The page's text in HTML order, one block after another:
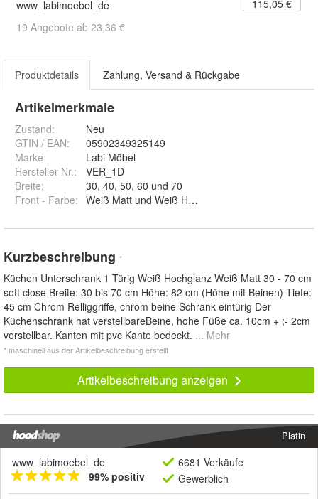
www_labimoebel_de
115,05 €
19 Angebote ab 23,36 €
Produktdetails Zahlung, Versand & Rückgabe
Artikelmerkmale
Zustand:
Neu
GTIN / EAN:
05902349325149
Marke:
Labi Möbel
Hersteller Nr.:
VER_1D
Breite:
30, 40, 50, 60 und 70
Front - Farbe: Weiß Matt und Weiß Hochglanz
Kurzbeschreibung *
Küchen Unterschrank 1 Türig Weiß Hochglanz Weiß Matt 30 - 70 cm
soft close Breite: 30 bis 70 cm Höhe: 82 cm (Höhe mit Beinen) Tiefe:
45 cm Chrom Relliggriffe, chrom beine Schrank eintürig Der
Küchenschrank hat verstellbareBeine, hohe Füße ca. 10cm + ;- 2cm
verstellbar. Kanten mit pvc Kante bedeckt. ... Mehr
* maschinell aus der Artikelbeschreibung erstellt
Artikelbeschreibung anzeigen
Platin
www_labimoebel_de
99% positiv
6681 Verkäufe
Gewerblich